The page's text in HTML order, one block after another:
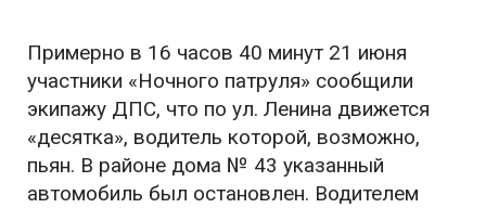
Примерно в 16 часов 40 минут 21 июня
участники «Ночного патруля» сообщили
экипажу ДПС, что по ул. Ленина движется
«десятка», водитель которой, возможно,
пьян. В районе дома № 43 указанный
автомобиль был остановлен. Водителем